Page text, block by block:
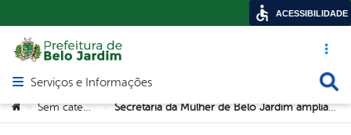
Acesso
Abrir menu principal de navegação
Serviços e Informações
Você está aqui:
> Sem categoria > Secretaria da Mulher de Belo Jardim amplia horário de atendimento e coloca em prática o CEAM
ACESSIBILIDADE